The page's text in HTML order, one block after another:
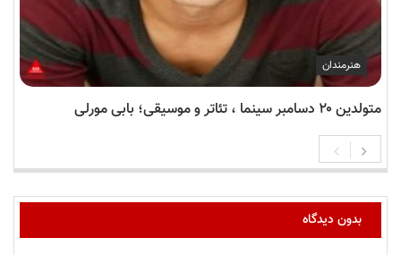
هنرمندان
متولدین ۲۰ دسامبر سینما ، تئاتر و موسیقی؛ بابی مورلی
بدون دیدگاه